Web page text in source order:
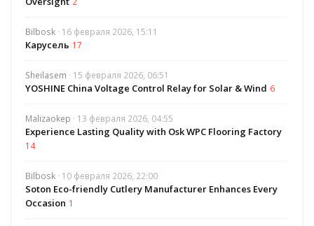
Bilbosk · 16 февраля 2026, 15:11
Карусель 17
Sheilasem · 15 февраля 2026, 06:51
YOSHINE China Voltage Control Relay for Solar & Wind 6
Malizaokep · 13 февраля 2026, 04:55
Experience Lasting Quality with Osk WPC Flooring Factory
14
Bilbosk · 10 февраля 2026, 22:00
Soton Eco-friendly Cutlery Manufacturer Enhances Every
Occasion 1